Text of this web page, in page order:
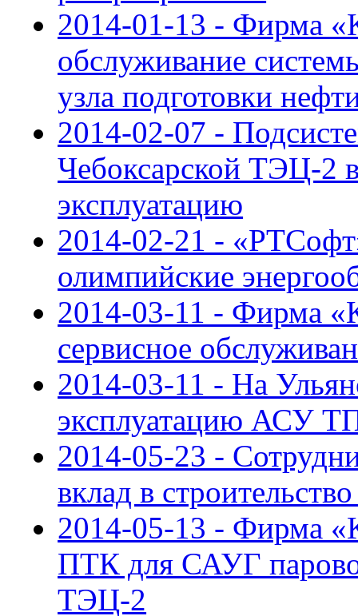
2014-01-13 - Фирма
обслуживание
узла подготовки
2014-02-07 -
Чебоксарской ТЭЦ-2
эксплуатацию
2014-02-21 -
олимпийские
2014-03-11 - Фирма
сервисное
2014-03-11 - На
эксплуатацию АСУ
2014-05-23 -
вклад в
2014-05-13 - Фирма
ПТК для САУГ
ТЭЦ-2